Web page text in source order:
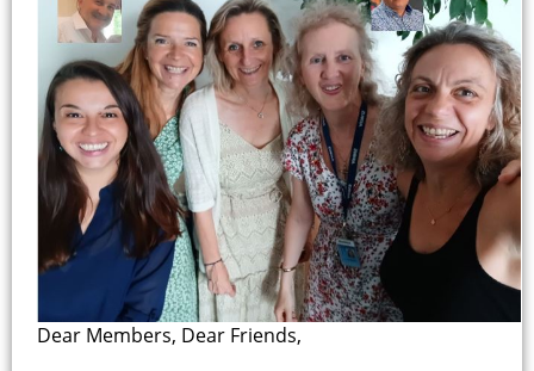
Dear Members, Dear Friends,